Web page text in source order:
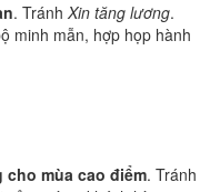
. Tránh Xin tăng lương.
minh mẫn, hợp họp hành
mùa cao điểm. Tránh